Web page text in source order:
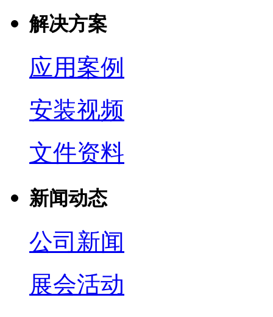
解决方案
应用案例
安装视频
文件资料
新闻动态
公司新闻
展会活动